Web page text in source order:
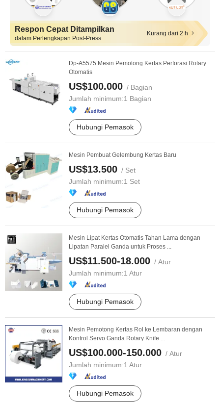
Respon Cepat Ditampilkan
dalam Perlengkapan Post-Press
Kurang dari 2 h
Dp-A5575 Mesin Pemotong Kertas Perforasi Rotary
Otomatis
US$100.000 / Bagian
Jumlah minimum:1 Bagian
Hubungi Pemasok
Mesin Pembuat Gelembung Kertas Baru
US$13.500 / Set
Jumlah minimum:1 Set
Hubungi Pemasok
Mesin Lipat Kertas Otomatis Tahan Lama dengan
Lipatan Paralel Ganda untuk Proses ...
US$11.500-18.000 / Atur
Jumlah minimum:1 Atur
Hubungi Pemasok
Mesin Pemotong Kertas Rol ke Lembaran dengan
Kontrol Servo Ganda Rotary Knife ...
US$100.000-150.000 / Atur
Jumlah minimum:1 Atur
Hubungi Pemasok